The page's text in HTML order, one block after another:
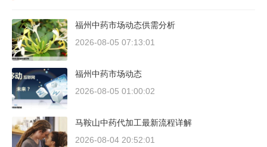
福州中药市场动态供需分析
2026-08-05 07:13:01
福州中药市场动态
2026-08-05 01:00:02
马鞍山中药代加工最新流程详解
2026-08-04 20:52:01